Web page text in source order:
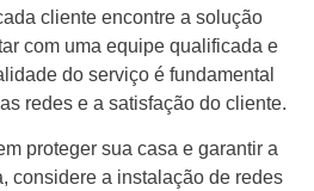
cliente encontre a solução
com uma equipe qualificada e
do serviço é fundamental
redes e a satisfação do cliente.
proteger sua casa e garantir a
considere a instalação de redes